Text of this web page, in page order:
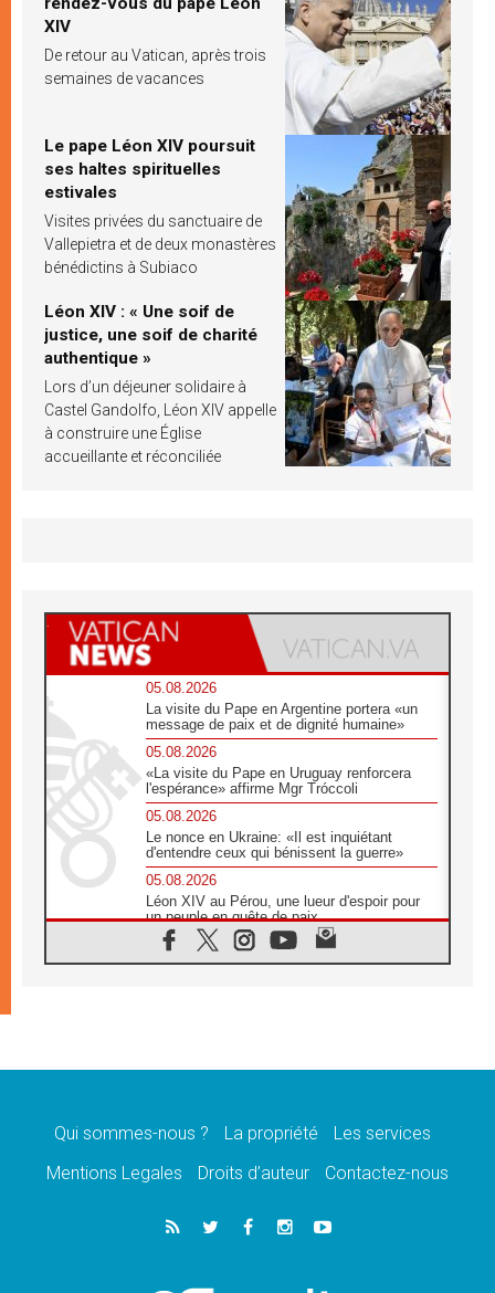
XIV
De retour au Vatican, après trois
semaines de vacances
Le pape Léon XIV poursuit
ses haltes spirituelles
estivales
Visites privées du sanctuaire de
Vallepietra et de deux monastères
bénédictins à Subiaco
Léon XIV : « Une soif de
justice, une soif de charité
authentique »
Lors d’un déjeuner solidaire à
Castel Gandolfo, Léon XIV appelle
à construire une Église
accueillante et réconciliée
05.08.2026
La visite du Pape en Argentine portera «un
message de paix et de dignité humaine»
05.08.2026
«La visite du Pape en Uruguay renforcera
l'espérance» affirme Mgr Tróccoli
05.08.2026
Le nonce en Ukraine: «Il est inquiétant
d'entendre ceux qui bénissent la guerre»
05.08.2026
Léon XIV au Pérou, une lueur d'espoir pour
un peuple en quête de paix
05.08.2026
SCEAM: L'Église en Afrique vers
en Argentine et au Pérou
Audience générale: la prière est un acte
04.08.2026
Léon XIV invite les Chevaliers de Colomb à
Qui sommes-nous ? La propriété
Les services
Mentions Legales
Droits d’auteur Contactez-nous